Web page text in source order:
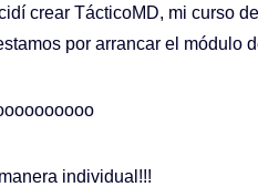
crear TácticoMD, mi curso
por arrancar el módulo
individual!!!